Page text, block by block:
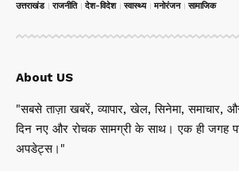
उत्तराखंड राजनीति देश-विदेश स्वास्थ्य मनोरंजन सामाजिक
About US
"सबसे ताज़ा खबरें, व्यापार, खेल, सिनेमा, समाचार,
दिन नए और रोचक सामग्री के साथ। एक ही जगह
अपडेट्स।"